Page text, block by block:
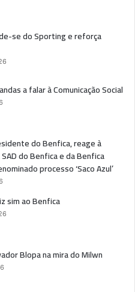
se do Sporting e reforça
a falar à Comunicação Social
do Benfica, reage à
do Benfica e da Benfica
processo ‘Saco Azul’
sim ao Benfica
Blopa na mira do Milwn